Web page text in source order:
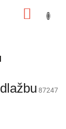
87247